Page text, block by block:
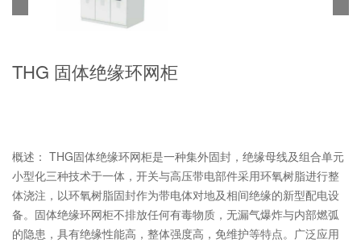
THG 固体绝缘环网柜
概述： THG固体绝缘环网柜是一种集外固封，绝缘母线及组合单元
小型化三种技术于一体，开关与高压带电部件采用环氧树脂进行整
体浇注，以环氧树脂固封作为带电体对地及相间绝缘的新型配电设
备。固体绝缘环网柜不排放任何有毒物质，无漏气爆炸与内部燃弧
的隐患，具有绝缘性能高，整体强度高，免维护等特点。广泛应用